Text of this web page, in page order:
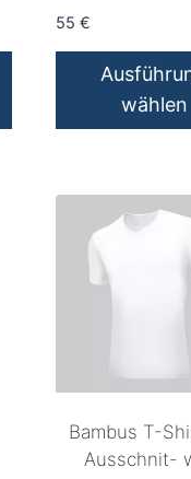
55 €
wählen
weist
mehrere
Varianten
können
der
Produktseite
Bambus T-
Ausschnit-